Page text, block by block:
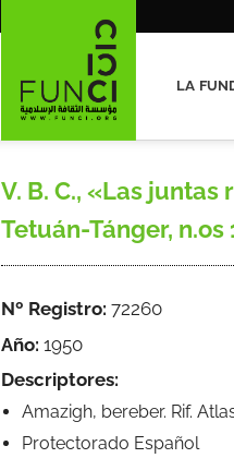
LA
V. B. C., «Las
Tetuán-Tánger, n.os
Nº Registro: 72260
Año: 1950
Descriptores:
Amazigh, bereber. Rif.
Protectorado Español